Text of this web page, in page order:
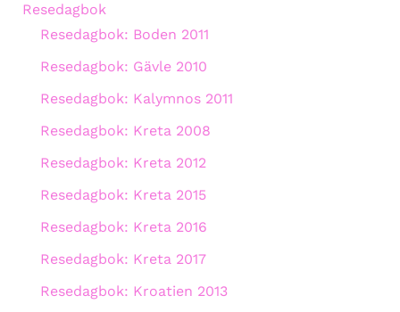
Resedagbok
Resedagbok: Boden 2011
Resedagbok: Gävle 2010
Resedagbok: Kalymnos 2011
Resedagbok: Kreta 2008
Resedagbok: Kreta 2012
Resedagbok: Kreta 2015
Resedagbok: Kreta 2016
Resedagbok: Kreta 2017
Resedagbok: Kroatien 2013